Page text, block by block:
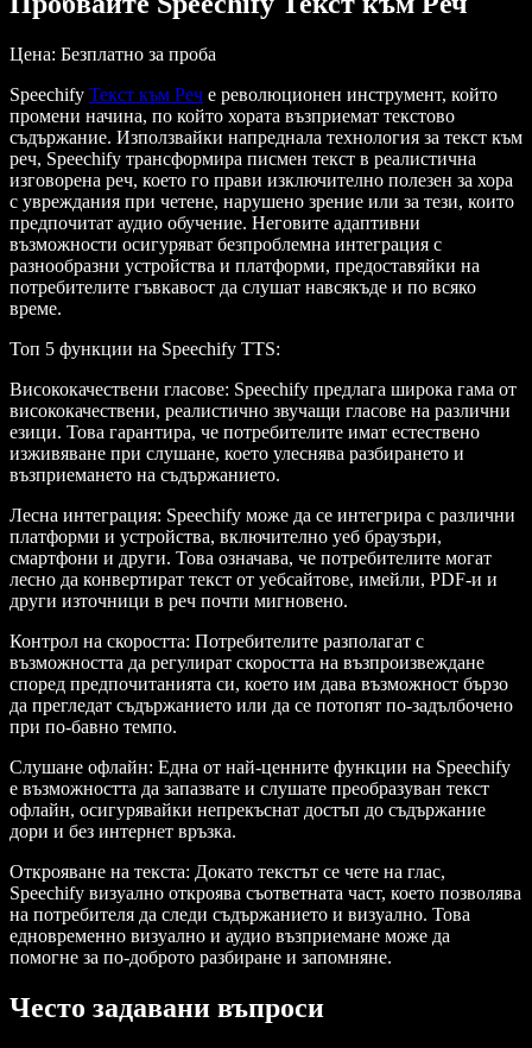
Цена: Безплатно за проба
Speechify Текст към Реч е революционен инструмент, който
промени начина, по който хората възприемат текстово
съдържание. Използвайки напреднала технология за текст към
реч, Speechify трансформира писмен текст в реалистична
изговорена реч, което го прави изключително полезен за хора
с увреждания при четене, нарушено зрение или за тези, които
предпочитат аудио обучение. Неговите адаптивни
възможности осигуряват безпроблемна интеграция с
разнообразни устройства и платформи, предоставяйки на
потребителите гъвкавост да слушат навсякъде и по всяко
време.
Топ 5 функции на Speechify TTS:
Висококачествени гласове: Speechify предлага широка гама от
висококачествени, реалистично звучащи гласове на различни
езици. Това гарантира, че потребителите имат естествено
изживяване при слушане, което улеснява разбирането и
възприемането на съдържанието.
Лесна интеграция: Speechify може да се интегрира с различни
платформи и устройства, включително уеб браузъри,
смартфони и други. Това означава, че потребителите могат
лесно да конвертират текст от уебсайтове, имейли, PDF-и и
други източници в реч почти мигновено.
Контрол на скоростта: Потребителите разполагат с
възможността да регулират скоростта на възпроизвеждане
според предпочитанията си, което им дава възможност бързо
да прегледат съдържанието или да се потопят по-задълбочено
при по-бавно темпо.
Слушане офлайн: Една от най-ценните функции на Speechify
е възможността да запазвате и слушате преобразуван текст
офлайн, осигурявайки непрекъснат достъп до съдържание
дори и без интернет връзка.
Открояване на текста: Докато текстът се чете на глас,
Speechify визуално откроява съответната част, което позволява
на потребителя да следи съдържанието и визуално. Това
едновременно визуално и аудио възприемане може да
помогне за по-доброто разбиране и запомняне.
Често задавани въпроси